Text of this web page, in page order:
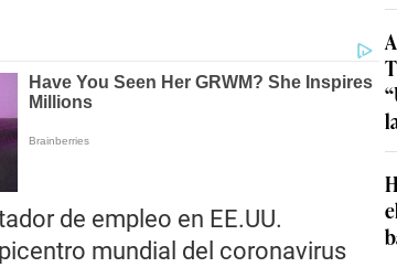
de empleo en EE.UU.
mundial del coronavirus